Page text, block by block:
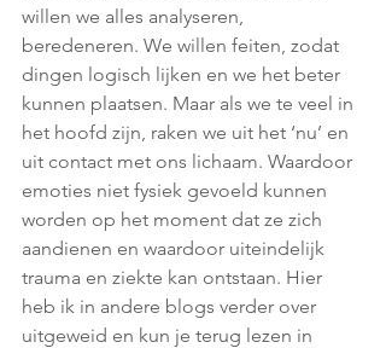
willen we alles analyseren,
beredeneren. We willen feiten, zodat
dingen logisch lijken en we het beter
kunnen plaatsen. Maar als we te veel in
het hoofd zijn, raken we uit het ‘nu’ en
uit contact met ons lichaam. Waardoor
emoties niet fysiek gevoeld kunnen
worden op het moment dat ze zich
aandienen en waardoor uiteindelijk
trauma en ziekte kan ontstaan. Hier
heb ik in andere blogs verder over
uitgeweid en kun je terug lezen in